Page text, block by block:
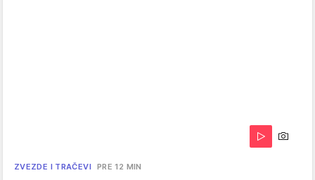
ZVEZDE I TRAČEVI PRE 12 MIN